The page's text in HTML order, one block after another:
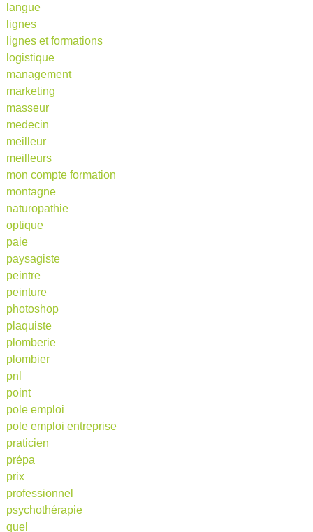
langue
lignes
lignes et formations
logistique
management
marketing
masseur
medecin
meilleur
meilleurs
mon compte formation
montagne
naturopathie
optique
paie
paysagiste
peintre
peinture
photoshop
plaquiste
plomberie
plombier
pnl
point
pole emploi
pole emploi entreprise
praticien
prépa
prix
professionnel
psychothérapie
quel